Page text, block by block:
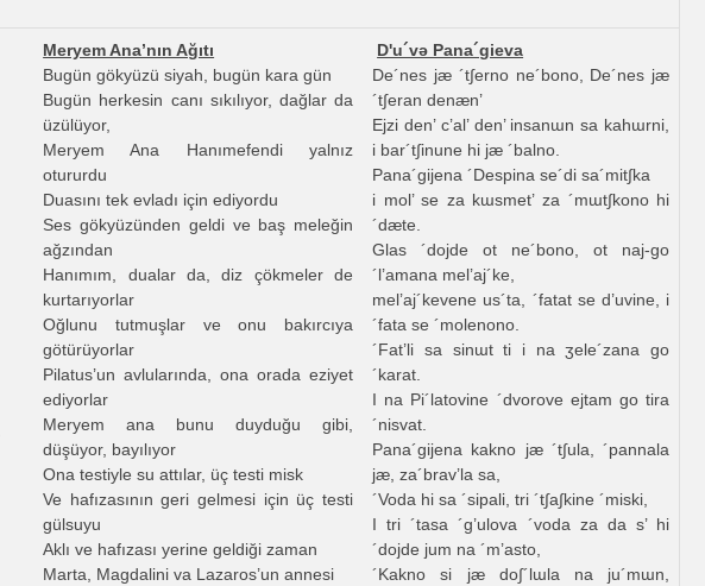
Meryem Ana’nın Ağıtı
Bugün gökyüzü siyah, bugün kara gün
Bugün herkesin canı sıkılıyor, dağlar da
üzülüyor,
Meryem Ana Hanımefendi yalnız
otururdu
Duasını tek evladı için ediyordu
Ses gökyüzünden geldi ve baş meleğin
ağzından
Hanımım, dualar da, diz çökmeler de
kurtarıyorlar
Oğlunu tutmuşlar ve onu bakırcıya
götürüyorlar
Pilatus’un avlularında, ona orada eziyet
ediyorlar
Meryem ana bunu duyduğu gibi,
düşüyor, bayılıyor
Ona testiyle su attılar, üç testi misk
Ve hafızasının geri gelmesi için üç testi
gülsuyu
Aklı ve hafızası yerine geldiği zaman
Marta, Magdalini va Lazaros’un annesi
D'u´vә Pana´gieva
De´nes jæ ´t∫erno ne´bono, De´nes jæ
´t∫eran denæn’
Ejzi den’ c’al’ den’ insanɯn sa kahɯrni,
i bar´t∫inune hi jæ ´balno.
Pana´gijena ´Despina se´di sa´mit∫ka
i mol’ se za kɯsmet’ za ´mɯt∫kono hi
´dæte.
Glas ´dojde ot ne´bono, ot naj-go
´l’amana mel’aj´ke,
mel’aj´kevene us´ta, ´fatat se d’uvine, i
´fata se ´molenono.
´Fat’li sa sinɯt ti i na ʒele´zana go
´karat.
I na Pi´latovine ´dvorove ejtam go tira
´nisvat.
Pana´gijena kakno jæ ´t∫ula, ´pannala
jæ, za´brav’la sa,
´Voda hi sa ´sipali, tri ´t∫a∫kine ´miski,
I tri ´tasa ´g’ulova ´voda za da s’ hi
´dojde jum na ´m’asto,
´Kakno si jæ do∫´lɯla na ju´mɯn,